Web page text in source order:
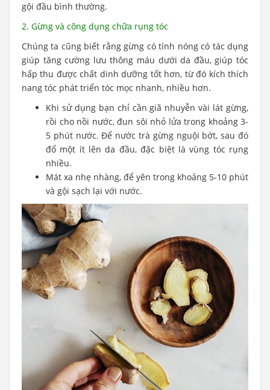
gội đầu bình thường.
2. Gừng và công dụng chữa rụng tóc
Chúng ta cũng biết rằng gừng có tính nóng có tác dụng
giúp tăng cường lưu thông máu dưới da đầu, giúp tóc
hấp thu được chất dinh dưỡng tốt hơn, từ đó kích thích
nang tóc phát triển tóc mọc nhanh, nhiều hơn.
Khi sử dụng bạn chỉ cần giã nhuyễn vài lát gừng,
rồi cho nồi nước, đun sôi nhỏ lửa trong khoảng 3-
5 phút nước. Để nước trà gừng nguội bớt, sau đó
đổ một ít lên da đầu, đặc biệt là vùng tóc rụng
nhiều.
Mát xa nhẹ nhàng, để yên trong khoảng 5-10 phút
và gội sạch lại với nước.